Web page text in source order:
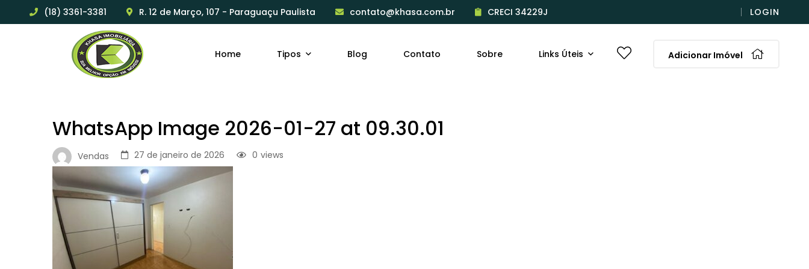
(18) 3361-3381 R. 12 de Março, 107 - Paraguaçu Paulista contato@khasa.com.br CRECI 34229J LOGIN
Home Tipos Blog Contato Sobre Links Úteis Adicionar Imóvel
WhatsApp Image 2026-01-27 at 09.30.01
Vendas 27 de janeiro de 2026 views
0